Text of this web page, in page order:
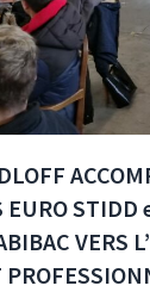
EURO STIDD
VERS